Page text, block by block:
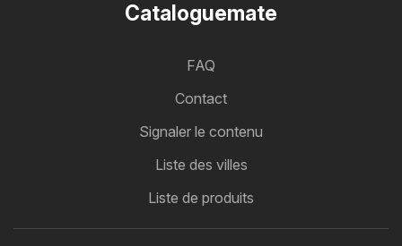
Cataloguemate
FAQ
Contact
Signaler le contenu
Liste des villes
Liste de produits